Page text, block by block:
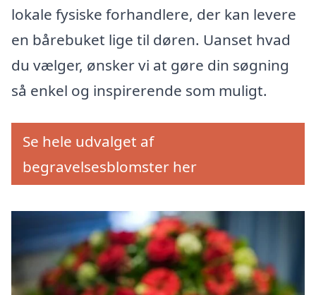
lokale fysiske forhandlere, der kan levere
en bårebuket lige til døren. Uanset hvad
du vælger, ønsker vi at gøre din søgning
så enkel og inspirerende som muligt.
Se hele udvalget af
begravelsesblomster her